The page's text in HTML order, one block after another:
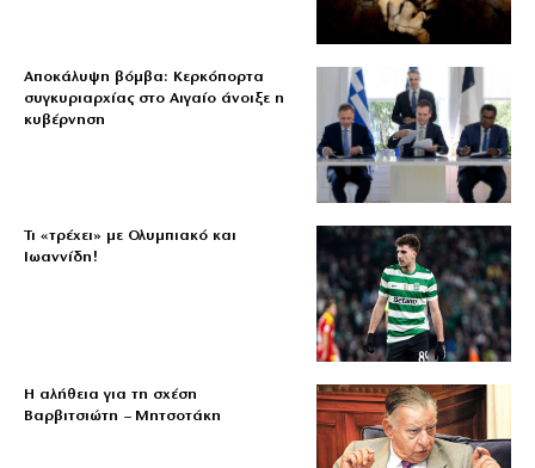
Αποκάλυψη βόμβα: Κερκόπορτα
συγκυριαρχίας στο Αιγαίο άνοιξε η
κυβέρνηση
Τι «τρέχει» με Ολυμπιακό και
Ιωαννίδη!
Η αλήθεια για τη σχέση
Βαρβιτσιώτη – Μητσοτάκη